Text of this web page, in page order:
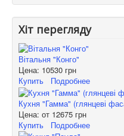
Хіт перегляду
Вітальня "Конго"
Цена: 10530 грн
Купить
Подробнее
Кухня "Гамма" (глянцеві
Цена: от 12675 грн
Купить
Подробнее